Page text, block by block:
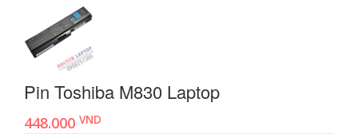
Pin Toshiba M830 Laptop
448.000 VND